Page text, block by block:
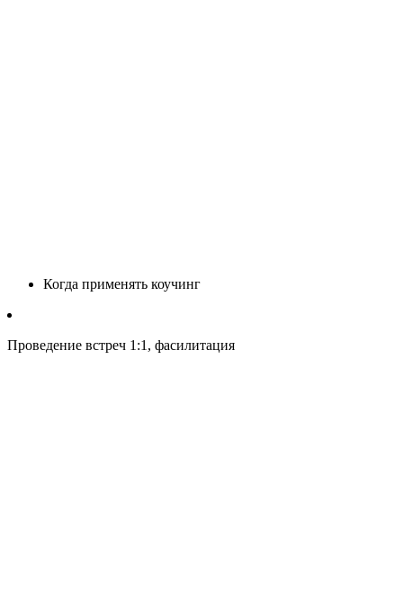
Когда применять коучинг
Проведение встреч 1:1, фасилитация